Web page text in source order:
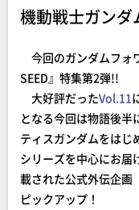
機動戦士ガンダ
今回のガンダムフォ
SEED』特集第2弾!!
大好評だったVol.11
となる今回は物語後半
ティスガンダムをはじ
シリーズを中心にお届
載された公式外伝企画
ピックアップ！